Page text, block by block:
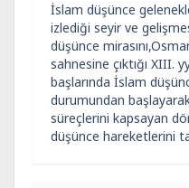
İslam düşünce
izlediği seyir ve
düşünce
sahnesine çıktığı XIII.
başlarında İslam
durumundan
süreçlerini kapsayan
düşünce hareketlerini